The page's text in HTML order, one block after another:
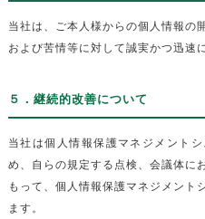
当社は、ご本人様からの個人情報の
および苦情等に対して誠実かつ迅速
５．継続的改善について
当社は個⼈情報保護マネジメント
め、⾃らの規定する点検、会議体に
もって、個⼈情報保護マネジメント
ます。